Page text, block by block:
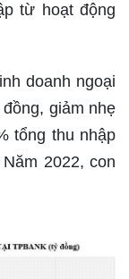
từ hoạt động
doanh ngoại
giảm nhẹ
tổng thu nhập
2022, con